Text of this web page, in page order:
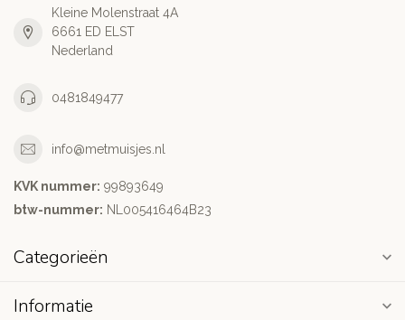
Kleine Molenstraat 4A
6661 ED ELST
Nederland
0481849477
info@metmuisjes.nl
KVK nummer: 99893649
btw-nummer: NL005416464B23
Categorieën
Informatie